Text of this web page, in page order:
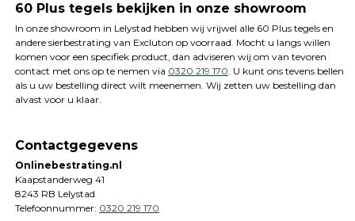
60 Plus tegels bekijken in onze showroom
In onze showroom in Lelystad hebben wij vrijwel alle 60 Plus tegels en
andere sierbestrating van Excluton op voorraad. Mocht u langs willen
komen voor een specifiek product, dan adviseren wij om van tevoren
contact met ons op te nemen via 0320 219 170. U kunt ons tevens bellen
als u uw bestelling direct wilt meenemen. Wij zetten uw bestelling dan
alvast voor u klaar.
Contactgegevens
Onlinebestrating.nl
Kaapstanderweg 41
8243 RB Lelystad
Telefoonnummer: 0320 219 170